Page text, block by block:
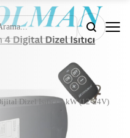
Dizel Isıtıcı 5 kW (12-24V)